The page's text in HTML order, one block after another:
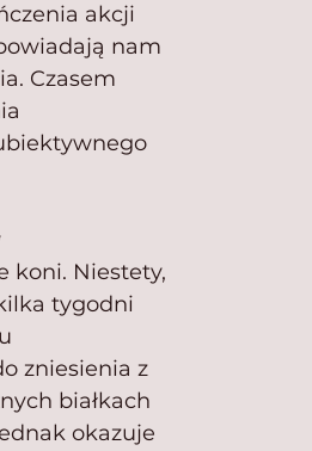
akcji
nam
Czasem
koni. Niestety,
tygodni
zniesienia z
białkach
okazuje